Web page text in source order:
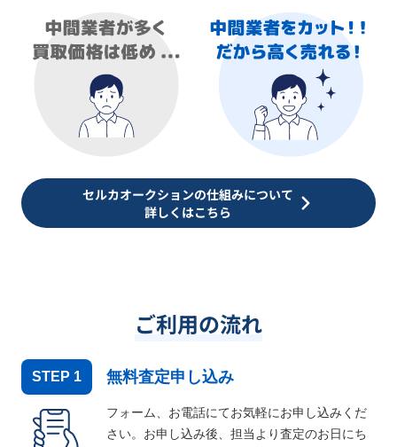
セルカオークションの仕組みについて
詳しくはこちら
ご利用の流れ
STEP 1 無料査定申し込み
フォーム、お電話にてお気軽にお申し込みくだ
さい。お申し込み後、担当より査定のお日にち